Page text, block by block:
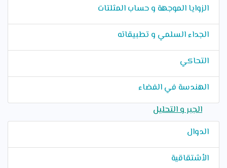
الزوايا الموجهة و حساب المثلتات
الجداء السلمي و تطبيقاته
التحاكي
الهندسة في الفضاء
الجبر و التحليل
الدوال
الأشتقاقية